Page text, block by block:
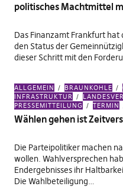
politisches Machtmittel
Das Finanzamt Frankfurt
den Status der
dieser Schritt mit den
ALLGEMEIN BRAUNKOHLE
INFRASTRUKTUR
PRESSEMITTEILUNG
TERMIN
Wählen gehen ist
Die Parteipolitiker machen
wollen. Wahlversprechen
Endergebnisses ihr
Die Wahlbeteiligung…